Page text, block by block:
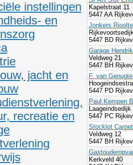
instellingen
en
jacht en
recreatie en
Kapelstraat 11
5447 AA
Jonkers
5447 BD
Garage
Veldweg 21
5447 BH
F. van
5447 PD
Paul Kempen
Laageindsedijk
5447 PC
Stocklot
Veldweg 12
5447 BH
Kerkveld 40